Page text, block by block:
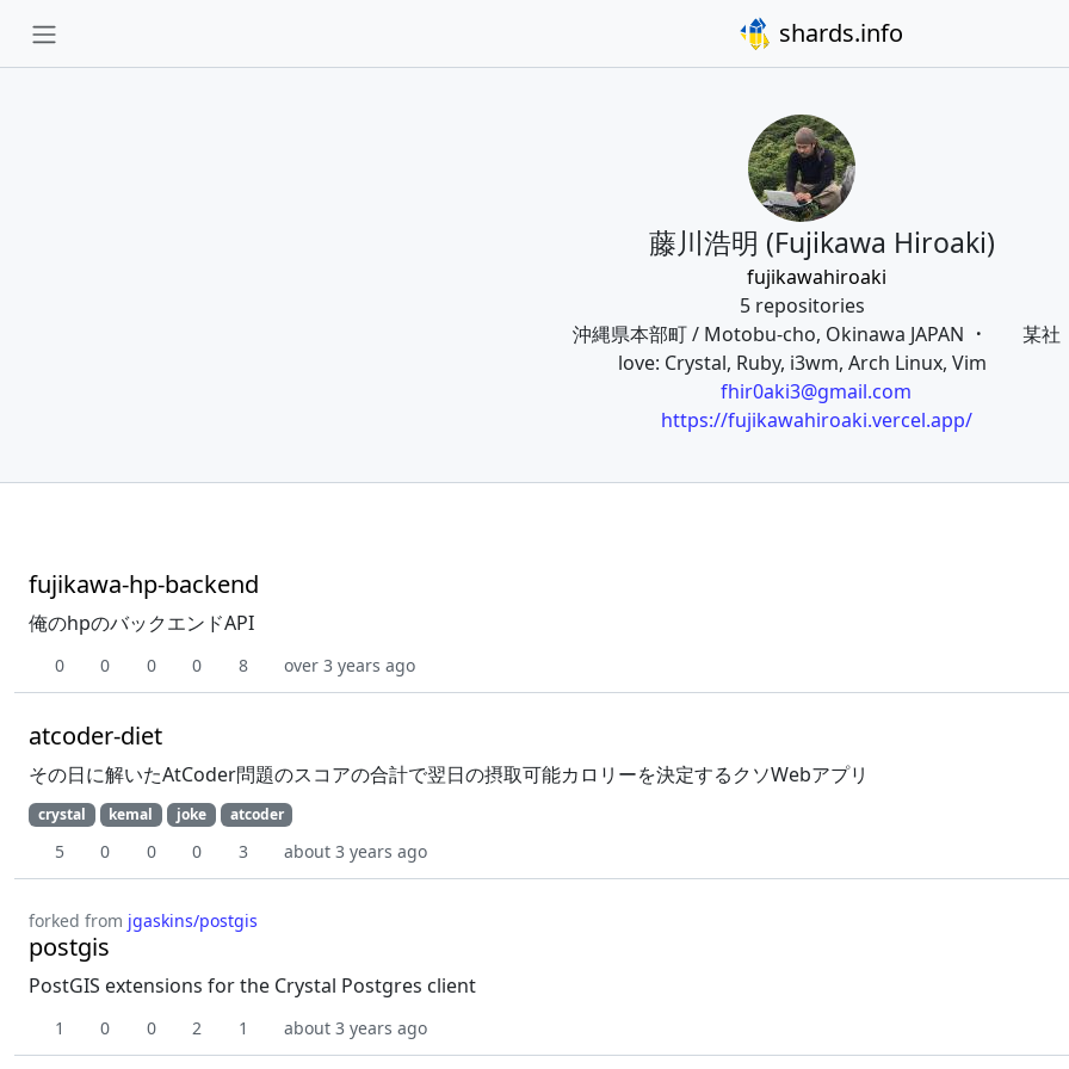
shards.info
藤川浩明 (Fujikawa Hiroaki)
fujikawahiroaki
5 repositories
沖縄県本部町 / Motobu-cho, Okinawa JAPAN
某社
love: Crystal, Ruby, i3wm, Arch Linux, Vim
fhir0aki3@gmail.com
https://fujikawahiroaki.vercel.app/
fujikawa-hp-backend
俺のhpのバックエンドAPI
0 0 0 0 8 over 3 years ago
atcoder-diet
その日に解いたAtCoder問題のスコアの合計で翌日の摂取可能カロリーを決定するクソWebアプリ
crystal kemal joke atcoder
5 0 0 0 3 about 3 years ago
forked from jgaskins/postgis
postgis
PostGIS extensions for the Crystal Postgres client
1 0 0 2 1 about 3 years ago